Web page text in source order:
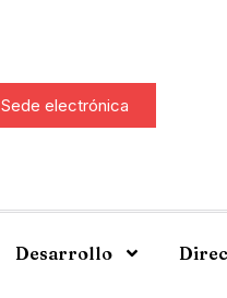
Sede electrónica
Desarrollo